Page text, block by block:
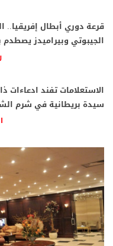
قرعة دوري أبطال إفريقيا..
الجيبوتي وبيراميدز يصطدم
الاستعلامات تفند ادعاءات
سيدة بريطانية في شرم